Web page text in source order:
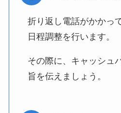
折り返し電話がかかっ
日程調整を行います。
その際に、キャッシュ
旨を伝えましょう。